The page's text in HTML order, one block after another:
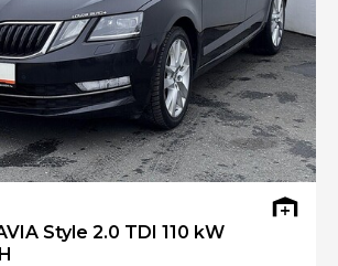
Style 2.0 TDI 110 kW